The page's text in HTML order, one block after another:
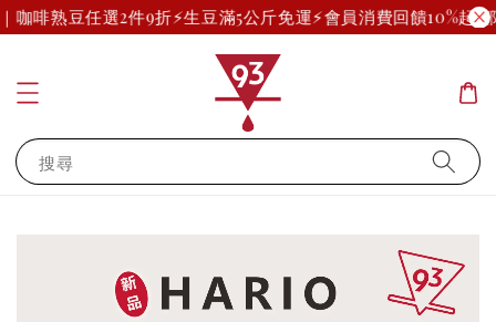
咖啡熟豆任選2件9折⚡生豆滿5公斤免運⚡會員消費回饋10%起(
搜尋